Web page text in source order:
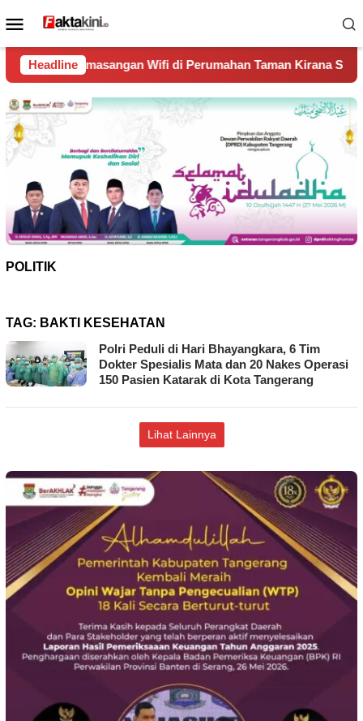
ke
Menu
Mobile
Headline
Wifi di Perumahan Taman Kirana Surya Solear
POLITIK
TAG: BAKTI KESEHATAN
Polri Peduli di Hari Bhayangkara, 6 Tim
Dokter Spesialis Mata dan 20 Nakes Operasi
150 Pasien Katarak di Kota Tangerang
Lihat Lainnya